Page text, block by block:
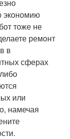
экономию
тоже не
ремонт
в
сферах
или
намечая